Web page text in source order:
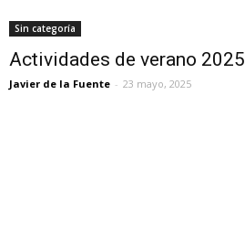
Sin categoría
Actividades de verano 2025
Javier de la Fuente - 23 mayo, 2025